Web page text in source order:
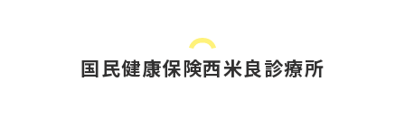
国民健康保険西米良診療所